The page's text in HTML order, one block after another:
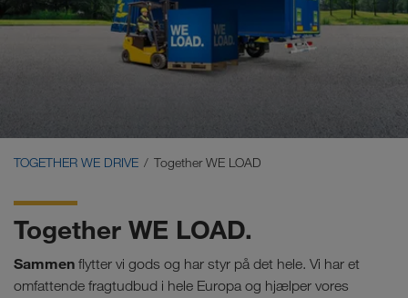
WE GROW
TOGETHER WE DRIVE Together WE LOAD
Together WE LOAD.
Sammen flytter vi gods og har styr på det hele. Vi har et
omfattende fragtudbud i hele Europa og hjælper vores